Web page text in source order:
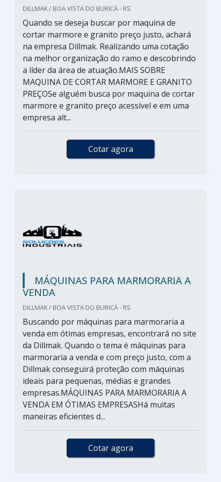
DILLMAK / BOA VISTA DO BURICÁ - RS
Quando se deseja buscar por maquina de
cortar marmore e granito preço justo, achará
na empresa Dillmak. Realizando uma cotação
na melhor organização do ramo e descobrindo
a líder da área de atuação.MAIS SOBRE
MAQUINA DE CORTAR MARMORE E GRANITO
PREÇOSe alguém busca por maquina de cortar
marmore e granito preço acessível e em uma
empresa alt...
Cotar agora
MÁQUINAS PARA MARMORARIA A
VENDA
DILLMAK / BOA VISTA DO BURICÁ - RS
Buscando por máquinas para marmoraria a
venda em ótimas empresas, encontrará no site
da Dillmak. Quando o tema é máquinas para
marmoraria a venda e com preço justo, com a
Dillmak conseguirá proteção com máquinas
ideais para pequenas, médias e grandes
empresas.MÁQUINAS PARA MARMORARIA A
VENDA EM ÓTIMAS EMPRESASHá muitas
maneiras eficientes d...
Cotar agora